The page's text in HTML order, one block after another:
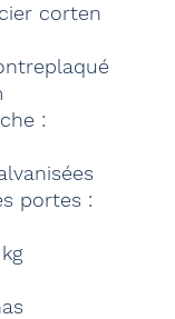
corten
:
portes :